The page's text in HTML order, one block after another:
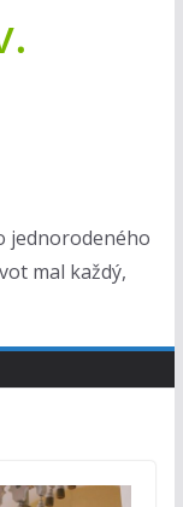
jednorodeného
mal každý,